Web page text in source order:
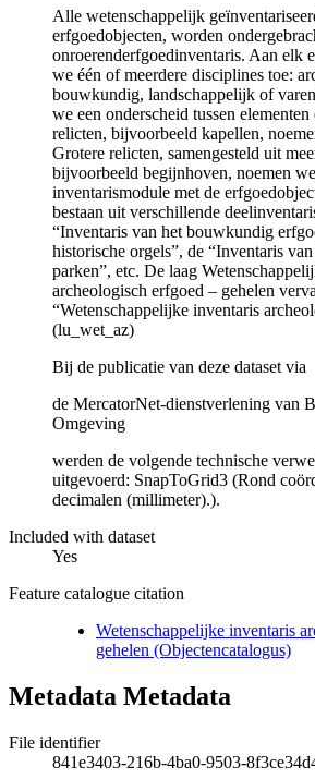
Alle wetenschappelijk
erfgoedobjecten, worden
onroerenderfgoedinventaris. Aan elk
we één of meerdere disciplines toe:
bouwkundig, landschappelijk of
we een onderscheid tussen
relicten, bijvoorbeeld kapellen,
Grotere relicten, samengesteld uit
bijvoorbeeld begijnhoven, noemen
inventarismodule met de
bestaan uit verschillende
“Inventaris van het bouwkundig
historische orgels”, de “Inventaris
parken”, etc. De laag
archeologisch erfgoed – gehelen
“Wetenschappelijke inventaris
(lu_wet_az)
Bij de publicatie van deze dataset via
de MercatorNet-dienstverlening van
Omgeving
werden de volgende technische
uitgevoerd: SnapToGrid3 (Rond
decimalen (millimeter).).
Included with dataset
Yes
Feature catalogue citation
Wetenschappelijke inventaris
gehelen (Objectencatalogus)
Metadata Metadata
File identifier
841e3403-216b-4ba0-9503-